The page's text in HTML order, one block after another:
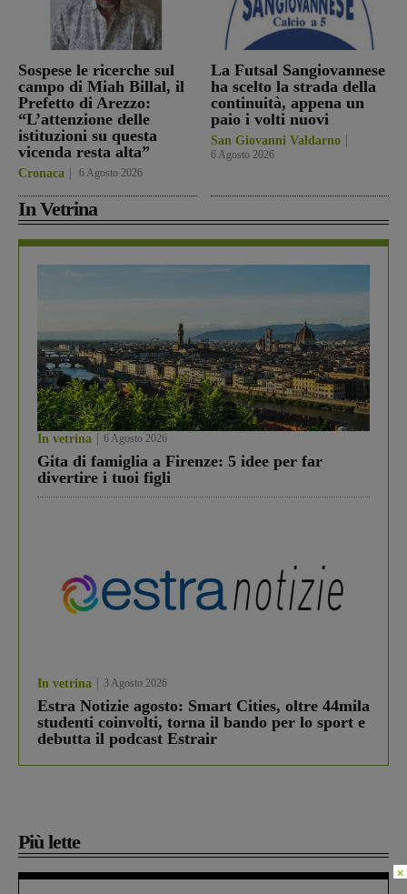
Sospese le ricerche sul
campo di Miah Billal, il
Prefetto di Arezzo:
“L’attenzione delle
istituzioni su questa
vicenda resta alta”
Cronaca 6 Agosto 2026
La Futsal Sangiovannese
ha scelto la strada della
continuità, appena un
paio i volti nuovi
San Giovanni Valdarno
6 Agosto 2026
In Vetrina
In vetrina 6 Agosto 2026
Gita di famiglia a Firenze: 5 idee per far
divertire i tuoi figli
In vetrina 3 Agosto 2026
Estra Notizie agosto: Smart Cities, oltre 44mila
studenti coinvolti, torna il bando per lo sport e
debutta il podcast Estrair
Più lette
×